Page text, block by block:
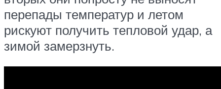
перепады температур и летом
рискуют получить тепловой удар, а
зимой замерзнуть.